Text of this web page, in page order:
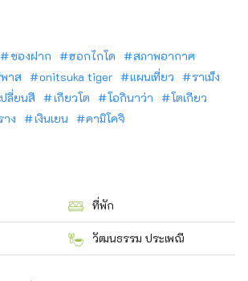
ของฝาก ฮอกไกโด
สภาพอากาศ
าส onitsuka tiger แผนเที่ยว
ราเม็ง
ปลี่ยนสี เกียวโต โอกินาว่า
โตเกียว
าง เงินเยน คามิโคจิ
ที่พัก
วัฒนธรรม ประเพณี